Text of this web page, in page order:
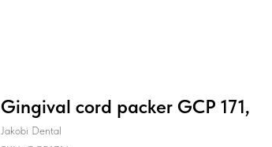
Gingival cord packer GCP 171,
Jakobi Dental